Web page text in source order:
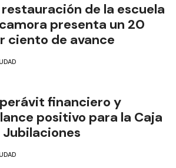
restauración de la escuela
presenta un 20
ciento de avance
financiero y
positivo para la Caja
Jubilaciones